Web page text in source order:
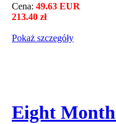
Cena: 49.63 EUR
213.40 zł
Pokaż szczegόły
Eight